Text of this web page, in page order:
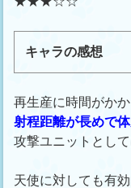
キャラの感想
再生産に時間がか
射程距離が長めで
攻撃ユニットとし
天使に対しても有効